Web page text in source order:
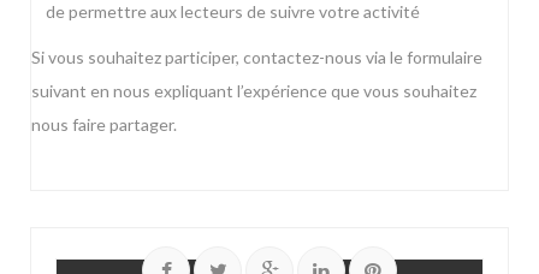
de permettre aux lecteurs de suivre votre activité
Si vous souhaitez participer, contactez-nous via leformulaire
suivant en nous expliquant l’expérience que vous souhaitez
nous faire partager.